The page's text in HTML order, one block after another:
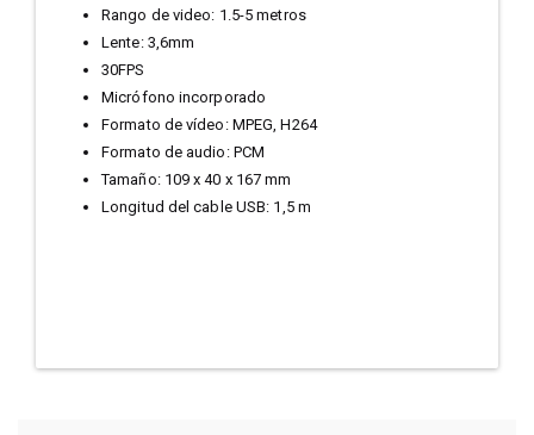
Rango de video: 1.5-5 metros
Lente: 3,6mm
30FPS
Micrófono incorporado
Formato de vídeo: MPEG, H264
Formato de audio: PCM
Tamaño: 109 x 40 x 167 mm
Longitud del cable USB: 1,5 m